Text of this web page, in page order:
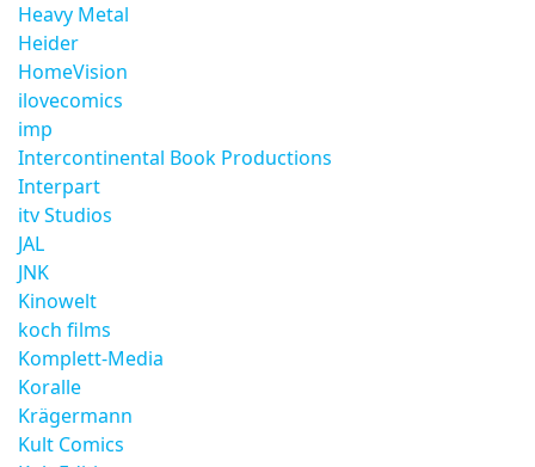
Heavy Metal
Heider
HomeVision
ilovecomics
imp
Intercontinental Book Productions
Interpart
itv Studios
JAL
JNK
Kinowelt
koch films
Komplett-Media
Koralle
Krägermann
Kult Comics